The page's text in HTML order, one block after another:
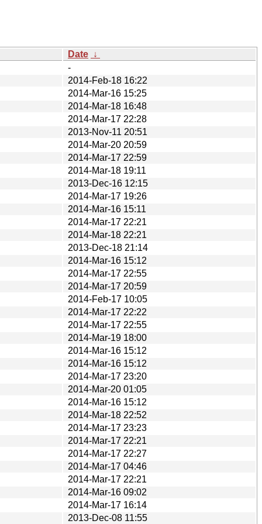
Date ↓
-
2014-Feb-18 16:22
2014-Mar-16 15:25
2014-Mar-18 16:48
2014-Mar-17 22:28
2013-Nov-11 20:51
2014-Mar-20 20:59
2014-Mar-17 22:59
2014-Mar-18 19:11
2013-Dec-16 12:15
2014-Mar-17 19:26
2014-Mar-16 15:11
2014-Mar-17 22:21
2014-Mar-18 22:21
2013-Dec-18 21:14
2014-Mar-16 15:12
2014-Mar-17 22:55
2014-Mar-17 20:59
2014-Feb-17 10:05
2014-Mar-17 22:22
2014-Mar-17 22:55
2014-Mar-19 18:00
2014-Mar-16 15:12
2014-Mar-16 15:12
2014-Mar-17 23:20
2014-Mar-20 01:05
2014-Mar-16 15:12
2014-Mar-18 22:52
2014-Mar-17 23:23
2014-Mar-17 22:21
2014-Mar-17 22:27
2014-Mar-17 04:46
2014-Mar-17 22:21
2014-Mar-16 09:02
2014-Mar-17 16:14
2013-Dec-08 11:55